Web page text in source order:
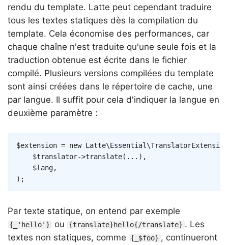
rendu du template. Latte peut cependant traduire
tous les textes statiques dès la compilation du
template. Cela économise des performances, car
chaque chaîne n'est traduite qu'une seule fois et la
traduction obtenue est écrite dans le fichier
compilé. Plusieurs versions compilées du template
sont ainsi créées dans le répertoire de cache, une
par langue. Il suffit pour cela d'indiquer la langue en
deuxième paramètre :
$extension = new Latte\Essential \TranslatorExtension
$translator->translate( ... ) ,
$lang,
) ;
Copy
Par texte statique, on entend par exemple
{_'hello'} ou {translate}hello{/translate} . Les
textes non statiques, comme
{_$foo} , continueront